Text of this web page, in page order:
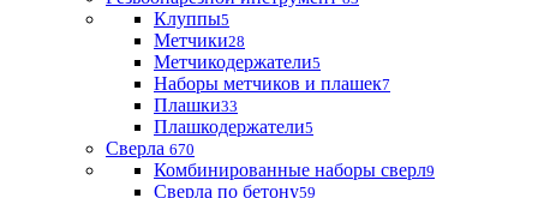
Клуппы5
Метчики28
Метчикодержатели5
Наборы метчиков и плашек7
Плашки33
Плашкодержатели5
Сверла 670
Комбинированные наборы сверл9
Сверла по бетону59